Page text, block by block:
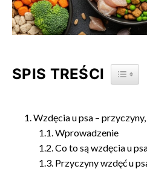
SPIS TREŚCI
Wzdęcia u psa –
Wprowadzenie
Co to są wzdęcia u
Przyczyny wzdęć u